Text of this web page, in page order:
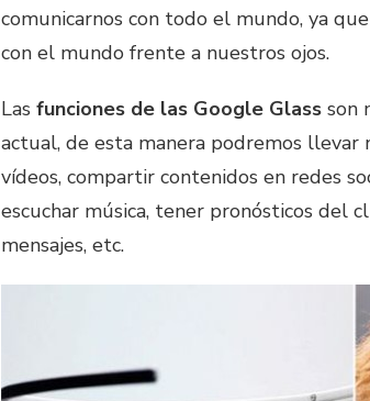
comunicarnos con todo el mundo, ya
con el mundo frente a nuestros ojos.
Las funciones de las Google Glass son
actual, de esta manera podremos
vídeos, compartir contenidos en redes
escuchar música, tener pronósticos del
mensajes, etc.